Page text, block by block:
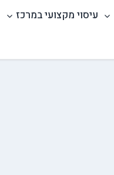
עיסוי מקצועי במרכז